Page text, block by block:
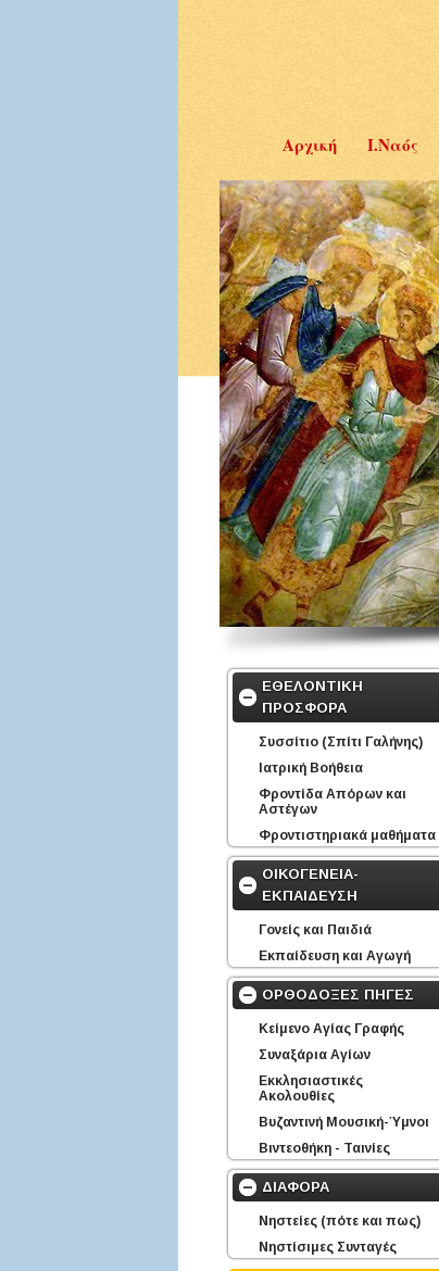
Αρχική Ι.Ναός
ΕΘΕΛΟΝΤΙΚΗ
ΠΡΟΣΦΟΡΑ
Συσσίτιο (Σπίτι Γαλήνης)
Ιατρική Βοήθεια
Φροντίδα Απόρων και
Αστέγων
Φροντιστηριακά μαθήματα
ΟΙΚΟΓΕΝΕΙΑ-
ΕΚΠΑΙΔΕΥΣΗ
Γονείς και Παιδιά
Εκπαίδευση και Αγωγή
ΟΡΘΟΔΟΞΕΣ ΠΗΓΕΣ
Κείμενο Αγίας Γραφής
Συναξάρια Αγίων
Εκκλησιαστικές
Ακολουθίες
Βυζαντινή Μουσική-Ύμνοι
Βιντεοθήκη - Ταινίες
ΔΙΑΦΟΡΑ
Νηστείες (πότε και πως)
Νηστίσιμες Συνταγές